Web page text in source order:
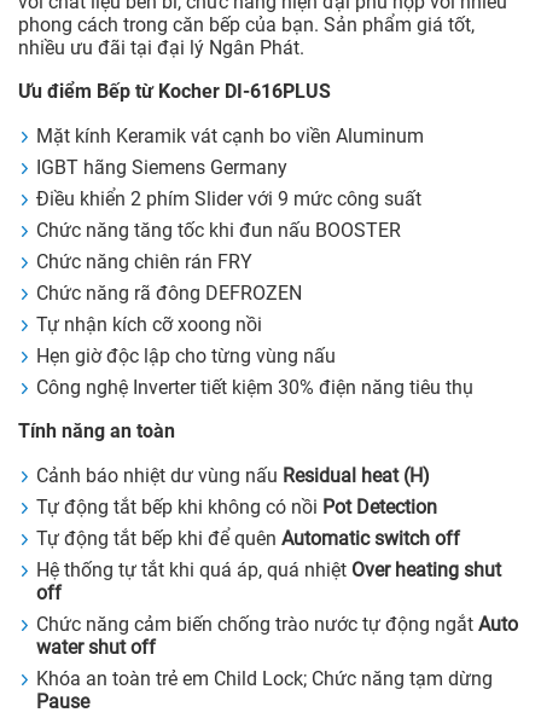
phong cách trong căn bếp của bạn. Sản phẩm giá tốt,
nhiều ưu đãi tại đại lý Ngân Phát.
Ưu điểm Bếp từ Kocher DI-616PLUS
Mặt kính Keramik vát cạnh bo viền Aluminum
IGBT hãng Siemens Germany
Điều khiển 2 phím Slider với 9 mức công suất
Chức năng tăng tốc khi đun nấu BOOSTER
Chức năng chiên rán FRY
Chức năng rã đông DEFROZEN
Tự nhận kích cỡ xoong nồi
Hẹn giờ độc lập cho từng vùng nấu
Công nghệ Inverter tiết kiệm 30% điện năng tiêu thụ
Tính năng an toàn
Cảnh báo nhiệt dư vùng nấu Residual heat (H)
Tự động tắt bếp khi không có nồi Pot Detection
Tự động tắt bếp khi để quên Automatic switch off
Hệ thống tự tắt khi quá áp, quá nhiệt Over heating shut
off
Chức năng cảm biến chống trào nước tự động ngắt Auto
water shut off
Khóa an toàn trẻ em Child Lock; Chức năng tạm dừng
Pause